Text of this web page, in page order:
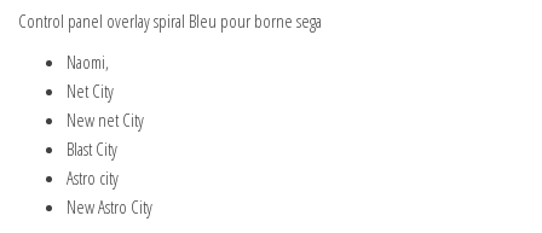
Control panel overlay spiral Bleu pour borne sega
Naomi,
Net City
New net City
Blast City
Astro city
New Astro City